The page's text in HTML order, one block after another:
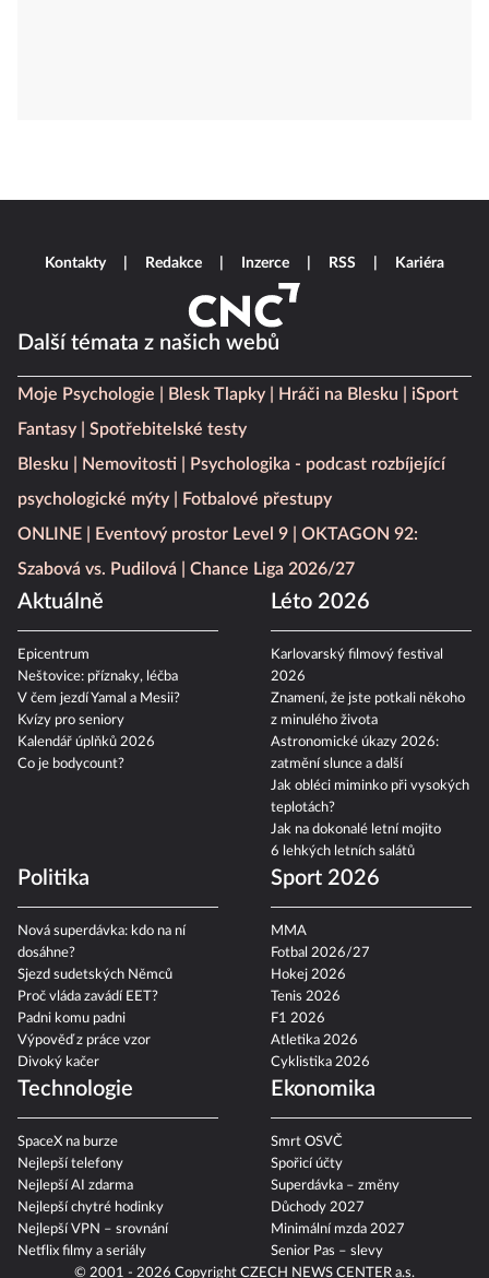
Další témata z našich webů
Moje Psychologie Blesk Tlapky Hráči na Blesku
iSport
Fantasy
Spotřebitelské testy
Blesku
Nemovitosti
Psychologika - podcast rozbíjející
psychologické mýty
Fotbalové přestupy
ONLINE
Eventový prostor Level 9
OKTAGON 92:
Szabová vs. Pudilová
Chance Liga 2026/27
Aktuálně
Epicentrum
Neštovice: příznaky, léčba
V čem jezdí Yamal a Mesii?
Kvízy pro seniory
Kalendář úplňků 2026
Co je bodycount?
Léto 2026
Karlovarský filmový festival
2026
Znamení, že jste potkali někoho
z minulého života
Astronomické úkazy 2026:
zatmění slunce a další
Jak obléci miminko při vysokých
teplotách?
Jak na dokonalé letní mojito
6 lehkých letních salátů
Politika
Nová superdávka: kdo na ní
dosáhne?
Sjezd sudetských Němců
Proč vláda zavádí EET?
Padni komu padni
Výpověď z práce vzor
Divoký kačer
Sport 2026
MMA
Fotbal 2026/27
Hokej 2026
Tenis 2026
F1 2026
Atletika 2026
Cyklistika 2026
Technologie
SpaceX na burze
Nejlepší telefony
Nejlepší AI zdarma
Nejlepší chytré hodinky
Nejlepší VPN – srovnání
Netflix filmy a seriály
Ekonomika
Smrt OSVČ
Spořicí účty
Superdávka – změny
Důchody 2027
Minimální mzda 2027
Senior Pas – slevy
Kontakty Redakce Inzerce RSS Kariéra
© 2001 - 2026 Copyright CZECH NEWS CENTER a.s.